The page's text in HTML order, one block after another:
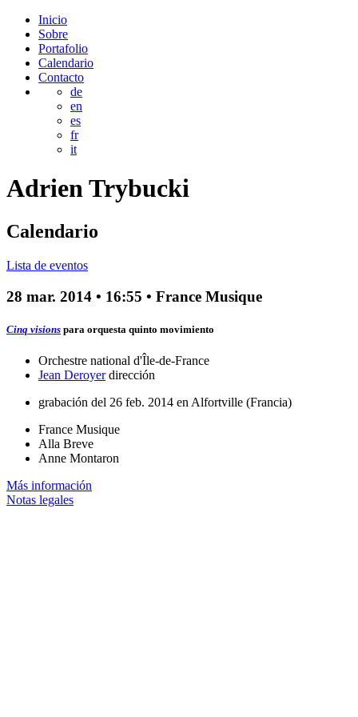
Inicio
Sobre
Portafolio
Calendario
Contacto
de
en
es
fr
it
AdrienTrybucki
Calendario
Lista de eventos
28 mar. 2014 • 16:55 • France Musique
Cinq visions para orquesta quinto movimiento
Orchestre national d'Île-de-France
Jean Deroyer dirección
grabación del 26 feb. 2014 en Alfortville (Francia)
France Musique
Alla Breve
Anne Montaron
Más información
Notas legales